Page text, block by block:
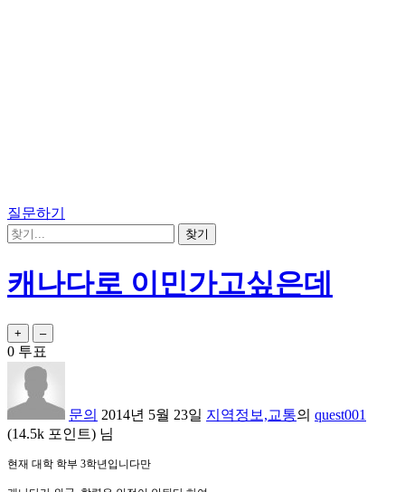
질문하기
캐나다로 이민가고싶은데
0 투표
문의 2014년 5월 23일 지역정보,교통의 quest001
(14.5k 포인트) 님
현재 대학 학부 3학년입니다만